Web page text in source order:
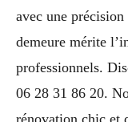
avec une
demeure mérite
professionnels.
06 28 31 86 20.